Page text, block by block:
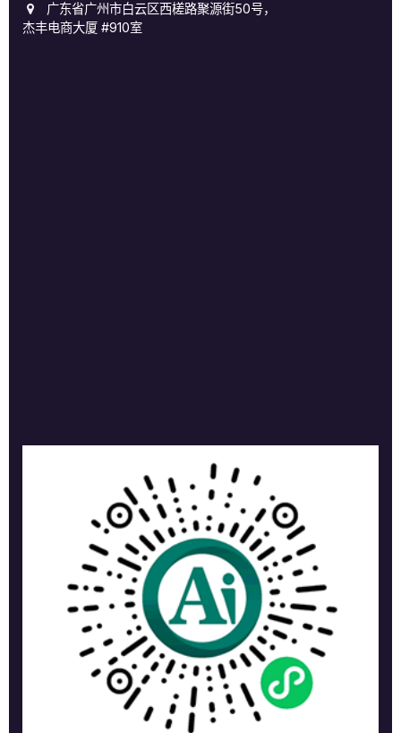
广东省广州市白云区西槎路聚源街50号，
杰丰电商大厦 #910室